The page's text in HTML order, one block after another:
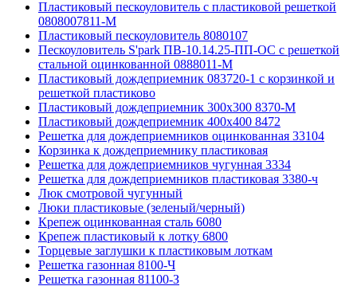
Пластиковый пескоуловитель с пластиковой решеткой
0808007811-М
Пластиковый пескоуловитель 8080107
Пескоуловитель S'park ПВ-10.14.25-ПП-ОС с решеткой
стальной оцинкованной 0888011-М
Пластиковый дождеприемник 083720-1 c корзинкой и
решеткой пластиково
Пластиковый дождеприемник 300x300 8370-М
Пластиковый дождеприемник 400x400 8472
Решетка для дождеприемников оцинкованная 33104
Корзинка к дождеприемнику пластиковая
Решетка для дождеприемников чугунная 3334
Решетка для дождеприемников пластиковая 3380-ч
Люк смотровой чугунный
Люки пластиковые (зеленый/черный)
Крепеж оцинкованная сталь 6080
Крепеж пластиковый к лотку 6800
Торцевые заглушки к пластиковым лоткам
Решетка газонная 8100-Ч
Решетка газонная 81100-З